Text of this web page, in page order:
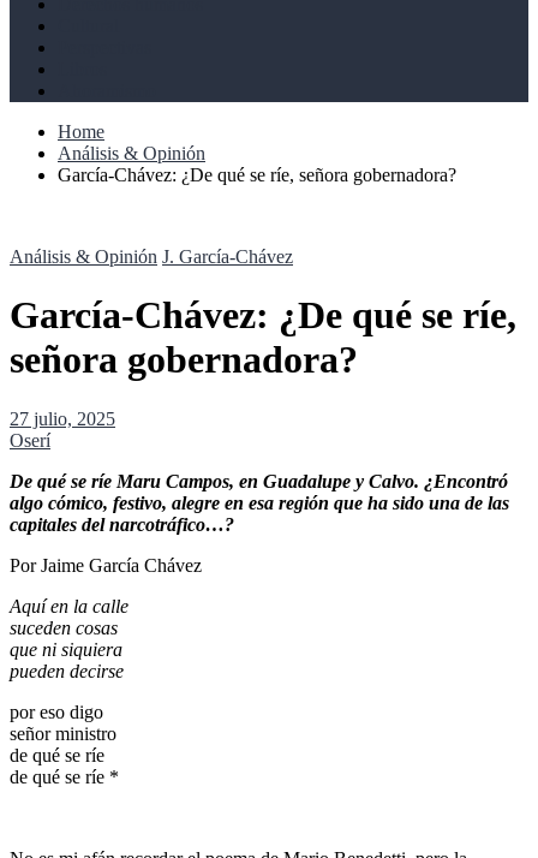
Home
Análisis & Opinión
García-Chávez: ¿De qué se ríe, señora gobernadora?
Análisis & Opinión J. García-Chávez
García-Chávez: ¿De qué se ríe,
señora gobernadora?
27 julio, 2025
Oserí
De qué se ríe Maru Campos, en Guadalupe y Calvo. ¿Encontró
algo cómico, festivo, alegre en esa región que ha sido una de las
capitales del narcotráfico…?
Por Jaime García Chávez
Aquí en la calle
suceden cosas
que ni siquiera
pueden decirse
por eso digo
señor ministro
de qué se ríe
de qué se ríe *